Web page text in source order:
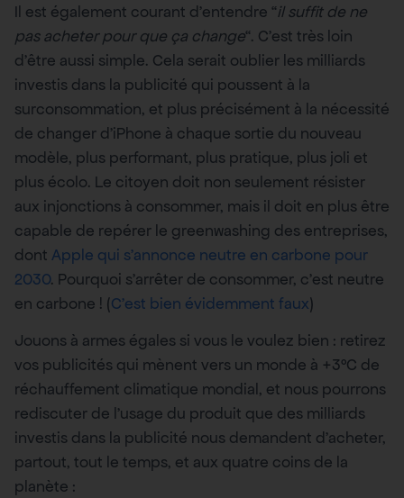
Il est également courant d’entendre “il suffit de ne
pas acheter pour que ça change“. C’est très loin
d’être aussi simple. Cela serait oublier les milliards
investis dans la publicité qui poussent à la
surconsommation, et plus précisément à la nécessité
de changer d’iPhone à chaque sortie du nouveau
modèle, plus performant, plus pratique, plus joli et
plus écolo. Le citoyen doit non seulement résister
aux injonctions à consommer, mais il doit en plus être
capable de repérer le greenwashing des entreprises,
dont Apple qui s’annonce neutre en carbone pour
2030. Pourquoi s’arrêter de consommer, c’est neutre
en carbone ! (C’est bien évidemment faux)
Jouons à armes égales si vous le voulez bien : retirez
vos publicités qui mènent vers un monde à +3°C de
réchauffement climatique mondial, et nous pourrons
rediscuter de l’usage du produit que des milliards
investis dans la publicité nous demandent d’acheter,
partout, tout le temps, et aux quatre coins de la
planète :